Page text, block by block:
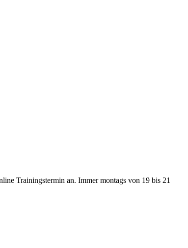
Trainingstermin an. Immer montags von 19 bis 21